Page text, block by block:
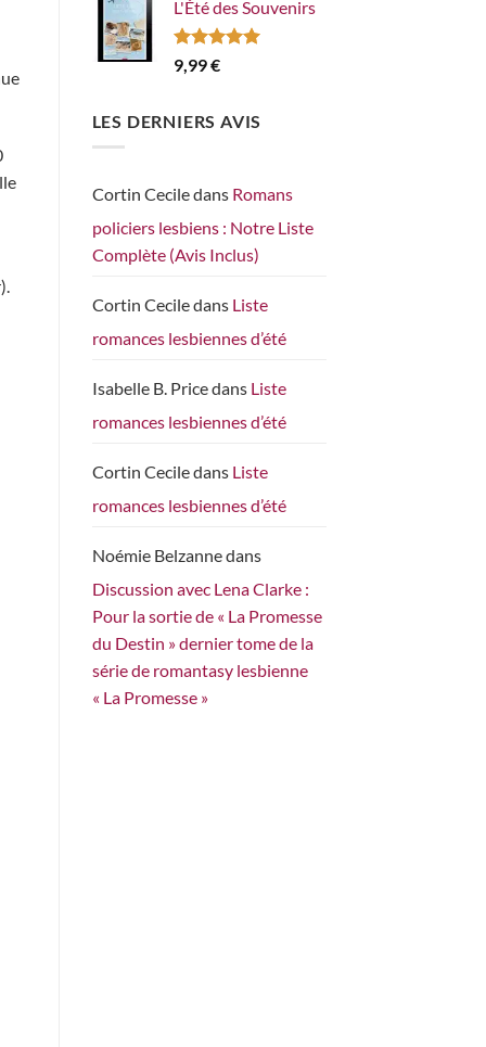
L'Été des Souvenirs
Note5.00
sur 5
9,99€
LES DERNIERS AVIS
Cortin Ceciledans Romans
policiers lesbiens : Notre Liste
Complète (Avis Inclus)
Cortin Ceciledans Liste
romances lesbiennes d’été
Isabelle B. Pricedans Liste
romances lesbiennes d’été
Cortin Ceciledans Liste
romances lesbiennes d’été
Noémie Belzannedans
Discussion avec Lena Clarke :
Pour la sortie de « La Promesse
du Destin » dernier tome de la
série de romantasy lesbienne
« La Promesse »